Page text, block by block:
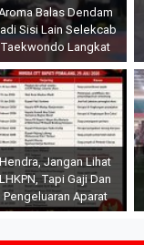
Balas Dendam
Sisi Lain Selekcab
Taekwondo Langkat
Hendra, Jangan Lihat
LHKPN, Tapi Gaji Dan
Pengeluaran Aparat